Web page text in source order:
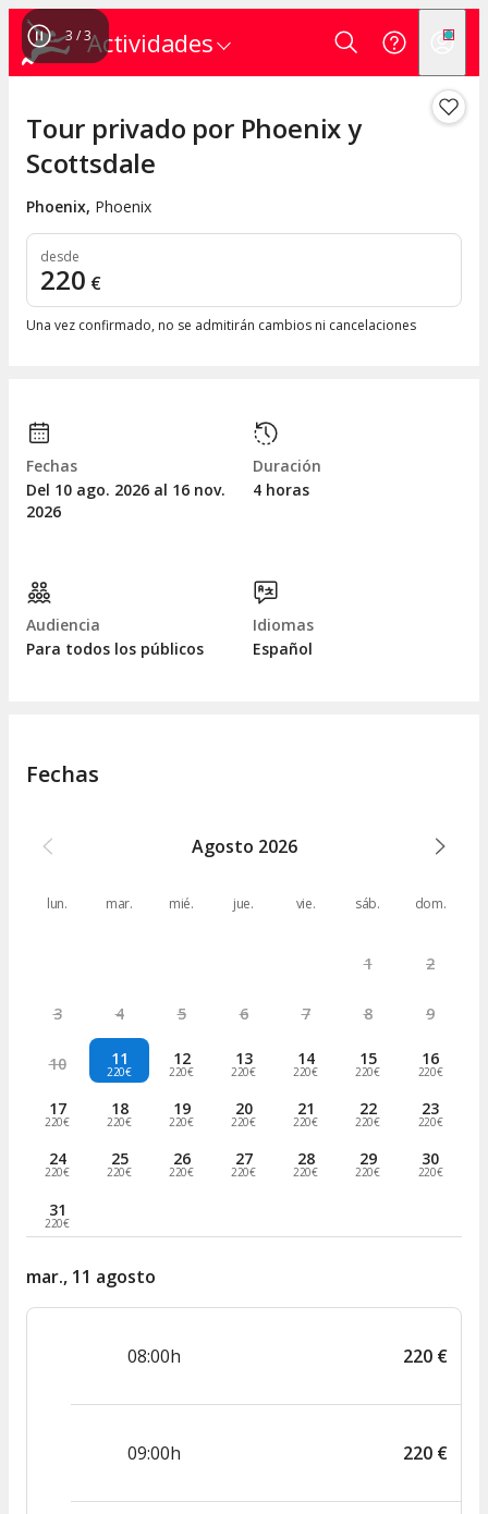
Actividades
3 /3
Tour privado por Phoenix y
Scottsdale
Phoenix, Phoenix
desde
220 €
Una vez confirmado, no se admitirán cambios ni cancelaciones
Fechas
Del 10 ago. 2026 al 16 nov.
2026
Duración
4 horas
Audiencia
Para todos los públicos
Idiomas
Español
Fechas
Agosto 2026
lun. mar. mié. jue. vie. sáb. dom.
1 2
3 4 5 6 7 8 9
10 11
220€
12
220€
13
220€
14
220€
15
220€
16
220€
17
220€
18
220€
19
220€
20
220€
21
220€
22
220€
23
220€
24
220€
25
220€
26
220€
27
220€
28
220€
29
220€
30
220€
31
220€
mar., 11 agosto
08:00h 220 €
09:00h 220 €